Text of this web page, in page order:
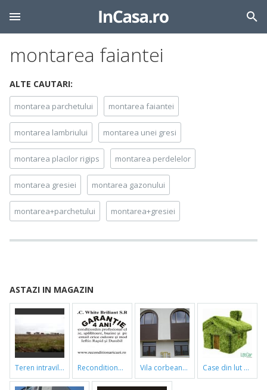
montarea faiantei
ALTE CAUTARI:
montarea parchetului montarea faiantei
montarea lambriului montarea unei gresi
montarea placilor rigips montarea perdelelor
montarea gresiei montarea gazonului
montarea+parchetului montarea+gresiei
ASTAZI IN MAGAZIN
teren intravilan reconditionari cazi de baie vila corbeanca case din lut si paie